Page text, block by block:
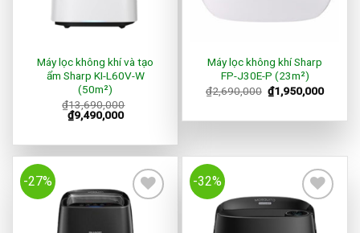
Máy lọc không khí và tạo
ẩm Sharp KI-L60V-W
(50m²)
₫13,690,000
₫9,490,000
Máy lọc không khí Sharp
FP-J30E-P (23m²)
₫2,690,000 ₫1,950,000
-27%
Add to
Wishlist
-32%
Add to
Wishlist